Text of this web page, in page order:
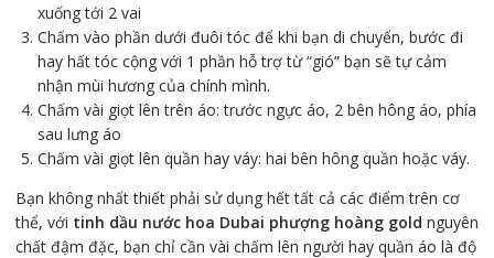
xuống tới 2 vai
Chấm vào phần dưới đuôi tóc để khi bạn di chuyển, bước đi
hay hất tóc cộng với 1 phần hỗ trợ từ “gió” bạn sẽ tự cảm
nhận mùi hương của chính mình.
Chấm vài giọt lên trên áo: trước ngực áo, 2 bên hông áo, phía
sau lưng áo
Chấm vài giọt lên quần hay váy: hai bên hông quần hoặc váy.
Bạn không nhất thiết phải sử dụng hết tất cả các điểm trên cơ
thể, với tinh dầu nước hoa Dubai phượng hoàng gold nguyên
chất đậm đặc, bạn chỉ cần vài chấm lên người hay quần áo là độ